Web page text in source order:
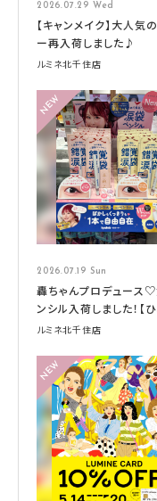
2026.07.29 Wed
【キャンメイク】大人気
ー再入荷しました♪
ルミネ北千住店
2026.07.19 Sun
轟ちゃんプロデュース
ンシル入荷しました！【
ー】
ルミネ北千住店